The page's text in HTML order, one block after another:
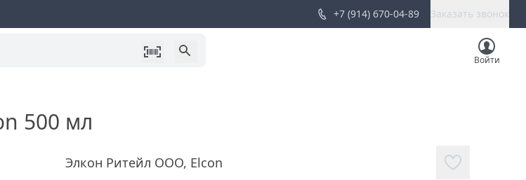
+7 (914) 670-04-89 Заказать звонок
Войти
500 мл
Элкон Ритейл ООО, Elcon